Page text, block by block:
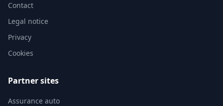
Contact
Legal notice
Privacy
Cookies
Partner sites
Assurance auto